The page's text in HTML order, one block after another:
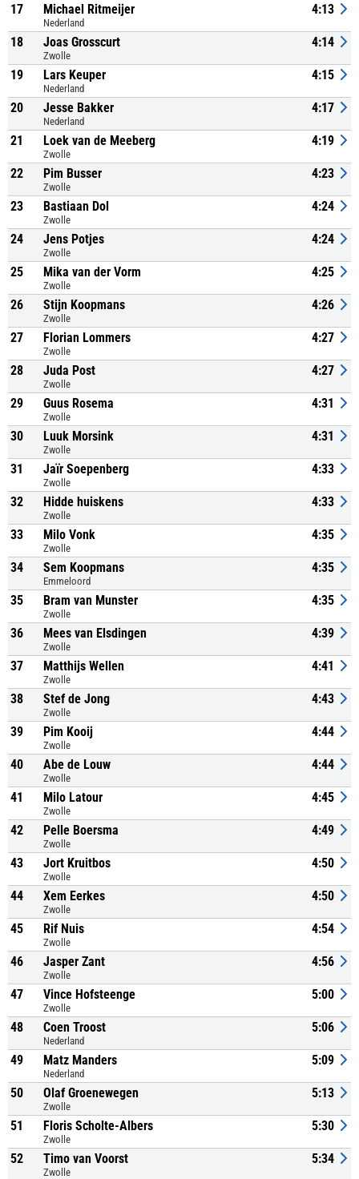
17 Michael Ritmeijer
Nederland
4:13
18 Joas Grosscurt
Zwolle
4:14
19 Lars Keuper
Nederland
4:15
20 Jesse Bakker
Nederland
4:17
21 Loek van de Meeberg
Zwolle
4:19
22 Pim Busser
Zwolle
4:23
23 Bastiaan Dol
Zwolle
4:24
24 Jens Potjes
Zwolle
4:24
25 Mika van der Vorm
Zwolle
4:25
26 Stijn Koopmans
Zwolle
4:26
27 Florian Lommers
Zwolle
4:27
28 Juda Post
Zwolle
4:27
29 Guus Rosema
Zwolle
4:31
30 Luuk Morsink
Zwolle
4:31
31 Jaïr Soepenberg
Zwolle
4:33
32 Hidde huiskens
Zwolle
4:33
33 Milo Vonk
Zwolle
4:35
34 Sem Koopmans
Emmeloord
4:35
35 Bram van Munster
Zwolle
4:35
36 Mees van Elsdingen
Zwolle
4:39
37 Matthijs Wellen
Zwolle
4:41
38 Stef de Jong
Zwolle
4:43
39 Pim Kooij
Zwolle
4:44
40 Abe de Louw
Zwolle
4:44
41 Milo Latour
Zwolle
4:45
42 Pelle Boersma
Zwolle
4:49
43 Jort Kruitbos
Zwolle
4:50
44 Xem Eerkes
Zwolle
4:50
45 Rif Nuis
Zwolle
4:54
46 Jasper Zant
Zwolle
4:56
47 Vince Hofsteenge
Zwolle
5:00
48 Coen Troost
Nederland
5:06
49 Matz Manders
Nederland
5:09
50 Olaf Groenewegen
Zwolle
5:13
51 Floris Scholte-Albers
Zwolle
5:30
52 Timo van Voorst
Zwolle
5:34